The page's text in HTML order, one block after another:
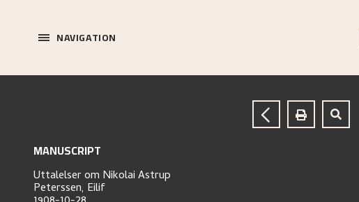
NAVIGATION
MANUSCRIPT
Uttalelser om Nikolai Astrup
Peterssen, Eilif